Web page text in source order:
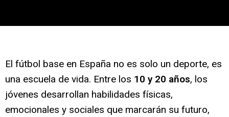
El fútbol base en España no es solo un deporte, es
una escuela de vida. Entre los 10 y 20 años, los
jóvenes desarrollan habilidades físicas,
emocionales y sociales que marcarán su futuro,